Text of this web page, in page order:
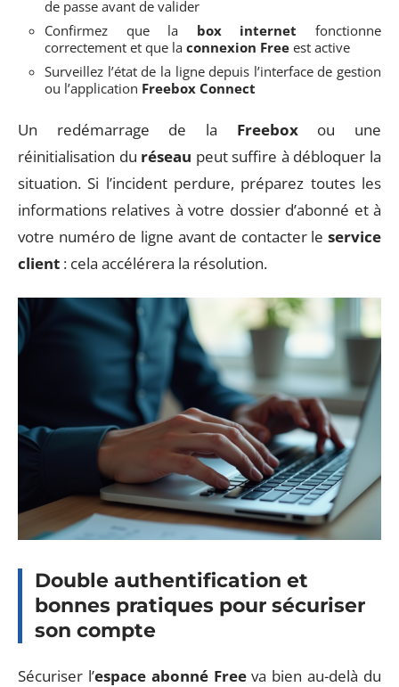
de passe avant de valider
Confirmez que la box internet fonctionne
correctement et que la connexion Free est active
Surveillez l’état de la ligne depuis l’interface de gestion
ou l’application Freebox Connect
Un redémarrage de la Freeboxou une
réinitialisation du réseau peut suffire à débloquer la
situation. Si l’incident perdure, préparez toutes les
informations relatives à votre dossier d’abonné et à
votre numéro de ligne avant de contacter le service
client : cela accélérera la résolution.
Double authentification et
bonnes pratiques pour sécuriser
son compte
Sécuriser l’espace abonné Freeva bien au-delà du